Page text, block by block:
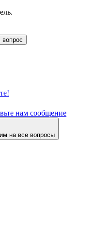
вопрос
нам сообщение
на все вопросы